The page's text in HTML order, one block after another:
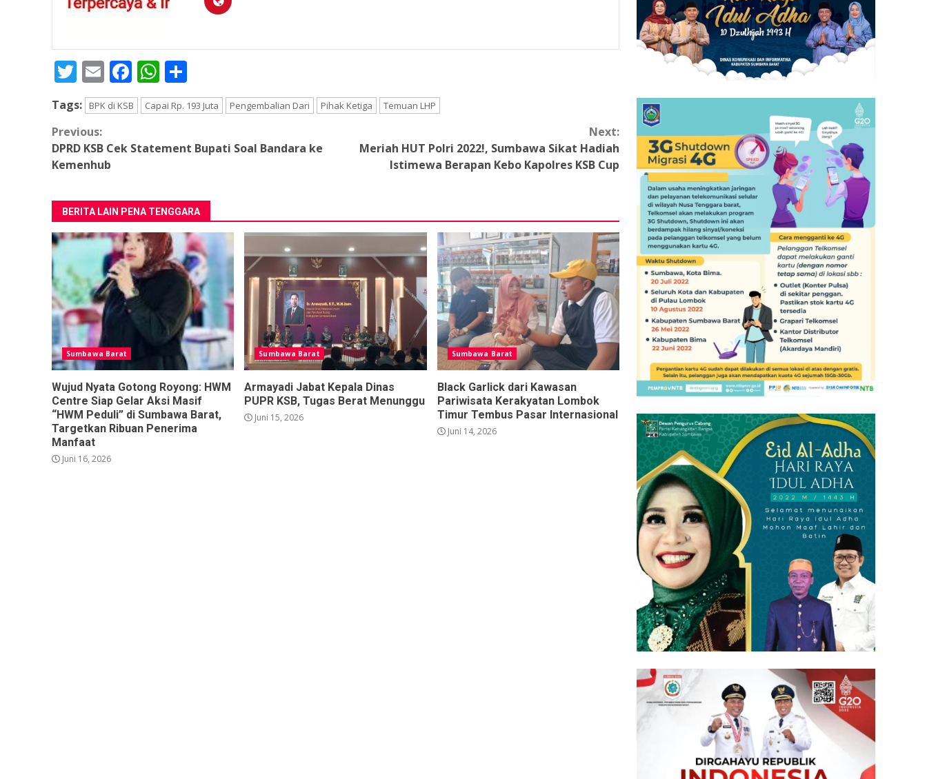
Twitter
EmailFacebook
WhatsApp
Tags: BPK di KSB Capai Rp. 193 Juta Pengembalian Dari Pihak Ketiga Temuan LHP
Continue
Reading
Previous:
DPRD KSB Cek Statement Bupati Soal Bandara ke
Kemenhub
Next:
Meriah HUT Polri 2022!, Sumbawa Sikat Hadiah
Istimewa Berapan Kebo Kapolres KSB Cup
BERITA LAIN PENA TENGGARA
Sumbawa Barat
Wujud Nyata Gotong Royong: HWM
Centre Siap Gelar Aksi Masif
“HWM Peduli” di Sumbawa Barat,
Targetkan Ribuan Penerima
Manfaat
Juni 16, 2026
Sumbawa Barat
Armayadi Jabat Kepala Dinas
PUPR KSB, Tugas Berat Menunggu
Juni 15, 2026
Sumbawa Barat
Black Garlick dari Kawasan
Pariwisata Kerakyatan Lombok
Timur Tembus Pasar Internasional
Juni 14, 2026